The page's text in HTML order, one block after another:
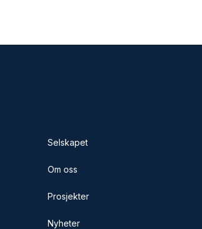
Selskapet
Om oss
Prosjekter
Nyheter